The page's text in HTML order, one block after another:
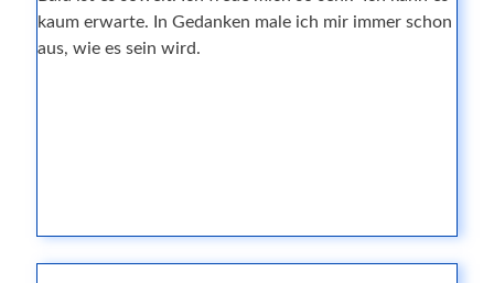
kaum erwarte. In Gedanken male ich mir immer schon
aus, wie es sein wird.